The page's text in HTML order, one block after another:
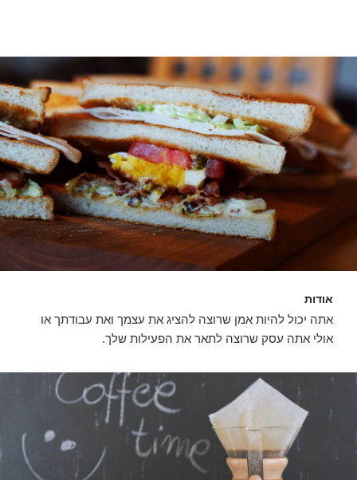
אודות
אתה יכול להיות אמן שרוצה להציג את עצמך ואת עבודתך או
אולי אתה עסק שרוצה לתאר את הפעילות שלך.